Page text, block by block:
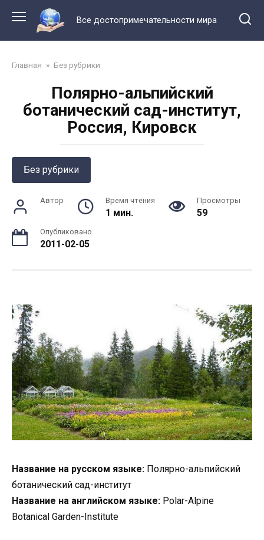
контенту
Все достопримечательности мира
Главная » Без рубрики
Полярно-альпийский
ботанический сад-институт,
Россия, Кировск
Без рубрики
Автор Время чтения
1 мин.
Просмотры
59
Опубликовано
2011-02-05
Название на русском языке: Полярно-альпийский
ботанический сад-институт
Название на английском языке: Polar-Alpine
Botanical Garden-Institute